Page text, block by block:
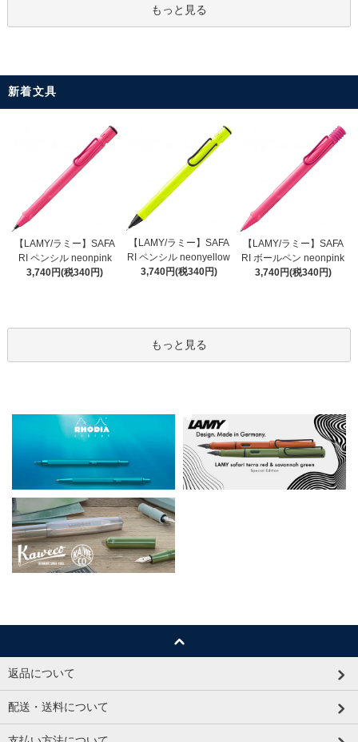
もっと見る
新着文具
【LAMY/ラミー】SAFA
RI ペンシル neonpink
3,740円(税340円)
【LAMY/ラミー】SAFA
RI ペンシル neonyellow
3,740円(税340円)
【LAMY/ラミー】SAFA
RI ボールペン neonpink
3,740円(税340円)
もっと見る
返品について
配送・送料について